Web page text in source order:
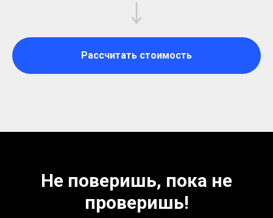
Рассчитать стоимость
Не поверишь, пока не
проверишь!